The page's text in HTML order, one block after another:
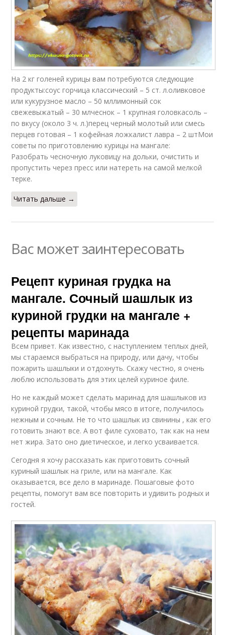
На 2 кг голеней курицы вам потребуются следующие
продукты:соус горчица классический – 5 ст. л.оливковое
или кукурузное масло – 50 мллимонный сок
свежевыжатый – 30 млчеснок – 1 крупная головкасоль –
по вкусу (около 3 ч. л.)перец черный молотый или смесь
перцев готовая – 1 кофейная ложкалист лавра – 2 штМои
советы по приготовлению курицы на мангале:
Разобрать чесночную луковицу на дольки, очистить и
пропустить через пресс или натереть на самой мелкой
терке.
Читать дальше →
Вас может заинтересовать
Рецепт куриная грудка на
мангале. Сочный шашлык из
куриной грудки на мангале +
рецепты маринада
Всем привет. Как известно, с наступлением теплых дней,
мы стараемся выбраться на природу, или дачу, чтобы
пожарить шашлыки и отдохнуть. Скажу честно, я очень
люблю использовать для этих целей куриное филе.
Но не каждый может сделать маринад для шашлыков из
куриной грудки, такой, чтобы мясо в итоге, получилось
нежным и сочным. Не то что шашлык из свинины , как его
готовить знают все. А вот филе суховато, так как на нем
нет жира. Зато оно диетическое, и легко усваивается.
Сегодня я хочу рассказать как приготовить сочный
куриный шашлык на гриле, или на мангале. Как
оказывается, все дело в маринаде. Пошаговые фото
рецепты, помогут вам все повторить и удивить родных и
гостей.